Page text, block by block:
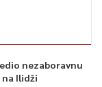
nezaboravnu
Ilidži